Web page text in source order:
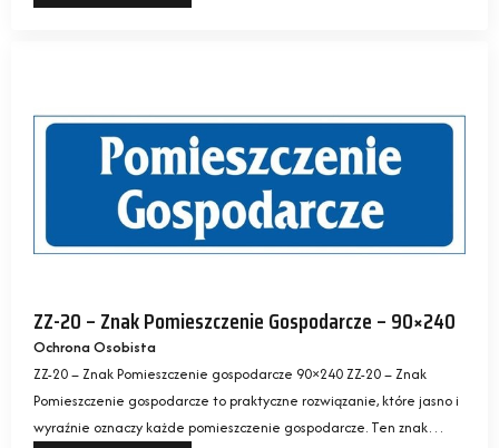
ZZ-20 – Znak Pomieszczenie Gospodarcze – 90×240
Ochrona Osobista
ZZ-20 – Znak Pomieszczenie gospodarcze 90×240 ZZ-20 – Znak
Pomieszczenie gospodarcze to praktyczne rozwiązanie, które jasno i
wyraźnie oznaczy każde pomieszczenie gospodarcze. Ten znak…